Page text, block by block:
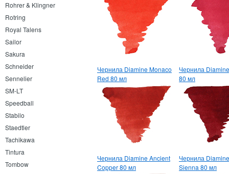
Rohrer & Klingner
Rotring
Royal Talens
Sailor
Sakura
Schneider
Sennelier
SM-LT
Speedball
Stabilo
Staedtler
Tachikawa
Tintura
Tombow
Чернила Diamine Monaco
Red 80 мл
Чернила
80 мл
Чернила Diamine Ancient
Copper 80 мл
Чернила
Sienna 80 мл